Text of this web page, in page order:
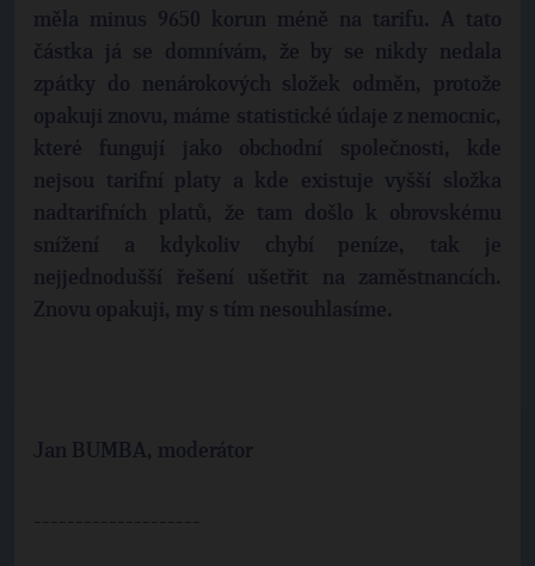
měla minus 9650 korun méně na tarifu. A tato
částka já se domnívám, že by se nikdy nedala
zpátky do nenárokových složek odměn, protože
opakuji znovu, máme statistické údaje z nemocnic,
které fungují jako obchodní společnosti, kde
nejsou tarifní platy a kde existuje vyšší složka
nadtarifních platů, že tam došlo k obrovskému
snížení a kdykoliv chybí peníze, tak je
nejjednodušší řešení ušetřit na zaměstnancích.
Znovu opakuji, my s tím nesouhlasíme.
Jan BUMBA, moderátor
--------------------